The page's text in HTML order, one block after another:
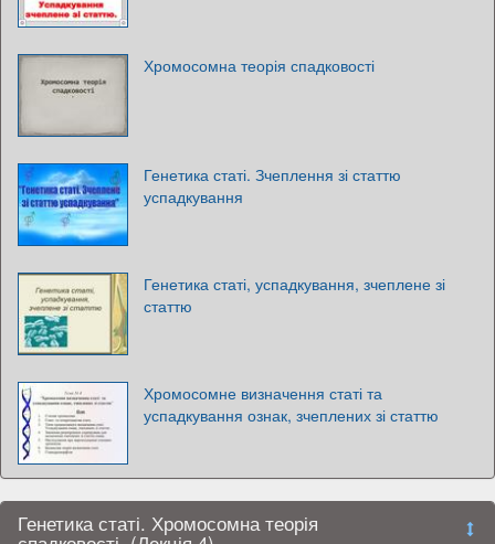
Хромосомна теорія спадковості
Генетика статі. Зчеплення зі статтю
успадкування
Генетика статі, успадкування, зчеплене зі
статтю
Хромосомне визначення статі та
успадкування ознак, зчеплених зі статтю
Генетика статі. Хромосомна теорія